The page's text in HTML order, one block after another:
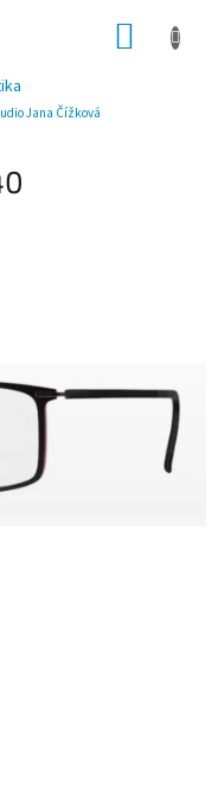
Jana Čížková